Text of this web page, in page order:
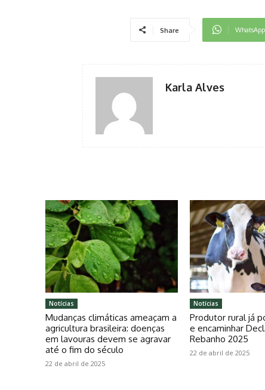
Share WhatsApp
Karla Alves
Notícias
Mudanças climáticas ameaçam a
agricultura brasileira: doenças
em lavouras devem se agravar
até o fim do século
22 de abril de 2025
Notícias
Produtor rural já
e encaminhar
Rebanho 2025
22 de abril de 2025